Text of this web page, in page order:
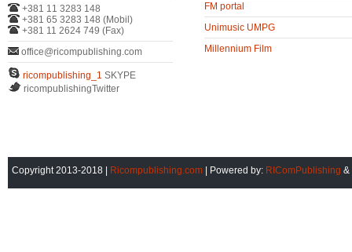
+381 11 3283 148
+381 65 3283 148 (Mobil)
+381 11 2624 749 (Fax)
office@ricompublishing.com
ricompublishing_1 SKYPE
ricompublishingTwitter
FM portal
Unimusic UMPG
Millennium Film
Copyright 2013-2018 | Ricompublishing.com | Powered by: RIComPublishing &